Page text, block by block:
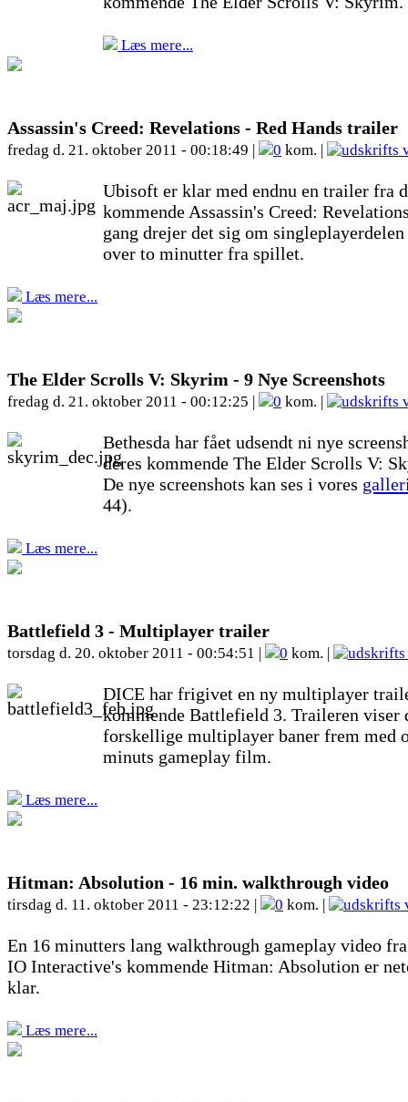
Læs mere...
Assassin's Creed: Revelations - Red Hands trailer
fredag d. 21. oktober 2011 - 00:18:49 | 0 kom. |
Ubisoft er klar med endnu en trailer fra
kommende Assassin's Creed:
gang drejer det sig om singleplayerdelen
over to minutter fra spillet.
Læs mere...
The Elder Scrolls V: Skyrim - 9 Nye Screenshots
fredag d. 21. oktober 2011 - 00:12:25 | 0 kom. |
Bethesda har fået udsendt ni nye
deres kommende The Elder Scrolls V:
De nye screenshots kan ses i vores
44).
Læs mere...
Battlefield 3 - Multiplayer trailer
torsdag d. 20. oktober 2011 - 00:54:51 | 0 kom. |
DICE har frigivet en ny multiplayer
kommende Battlefield 3. Traileren viser
forskellige multiplayer baner frem med
minuts gameplay film.
Læs mere...
Hitman: Absolution - 16 min. walkthrough video
tirsdag d. 11. oktober 2011 - 23:12:22 | 0 kom. |
En 16 minutters lang walkthrough gameplay video
IO Interactive's kommende Hitman: Absolution er
klar.
Læs mere...